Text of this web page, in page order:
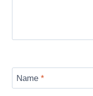
Name *